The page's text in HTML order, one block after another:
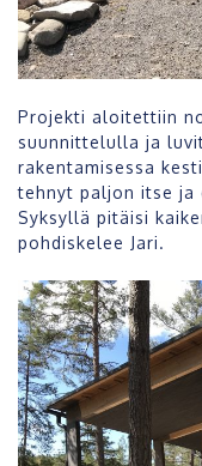
Projekti aloitettiin
suunnittelulla ja
rakentamisessa
tehnyt paljon itse ja
Syksyllä pitäisi
pohdiskelee Jari.